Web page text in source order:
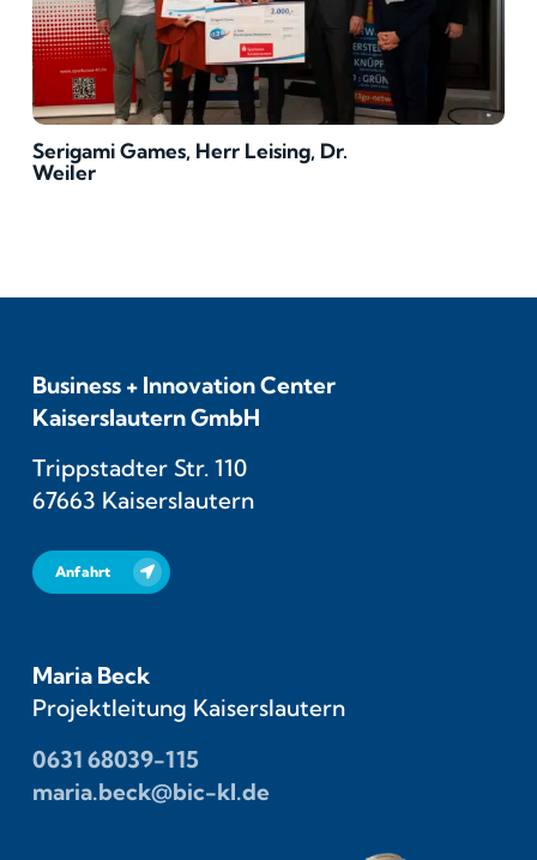
Serigami Games, Herr Leising, Dr.
Weiler
Business + Innovation Center
Kaiserslautern GmbH
Trippstadter Str. 110
67663 Kaiserslautern
Anfahrt
Maria Beck
Projektleitung Kaiserslautern
0631 68039-115
maria.beck@bic-kl.de